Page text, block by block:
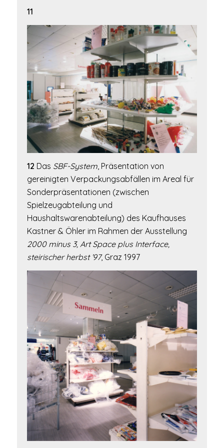
11
12 Das SBF-System, Präsentation von
gereinigten Verpackungsabfällen im Areal für
Sonderpräsentationen (zwischen
Spielzeugabteilung und
Haushaltswarenabteilung) des Kaufhauses
Kastner & Öhler im Rahmen der Ausstellung
2000 minus 3, Art Space plus Interface,
steirischer herbst ’97, Graz 1997